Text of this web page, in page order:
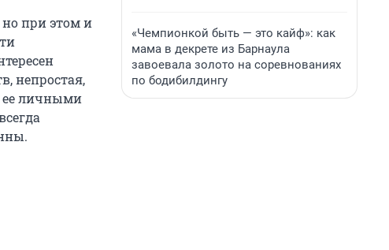
при этом и
непростая,
ее личными
«Чемпионкой быть — это кайф»: как
мама в декрете из Барнаула
завоевала золото на соревнованиях
по бодибилдингу